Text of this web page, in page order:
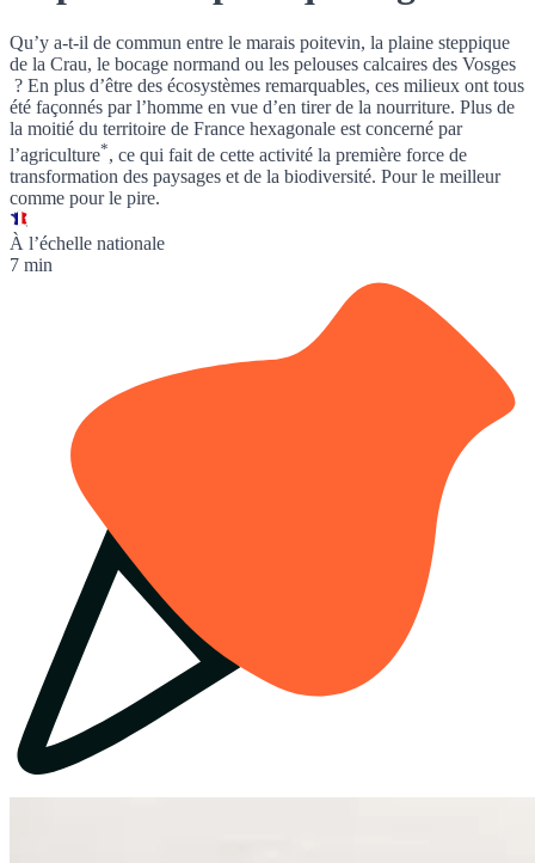
Qu’y a-t-il de commun entre le marais poitevin, la plaine steppique
de la Crau, le bocage normand ou les pelouses calcaires des Vosges
? En plus d’être des écosystèmes remarquables, ces milieux ont tous
été façonnés par l’homme en vue d’en tirer de la nourriture. Plus de
la moitié du territoire de France hexagonale est concerné par
l’agriculture*, ce qui fait de cette activité la première force de
transformation des paysages et de la biodiversité. Pour le meilleur
comme pour le pire.
À l’échelle nationale
7 min